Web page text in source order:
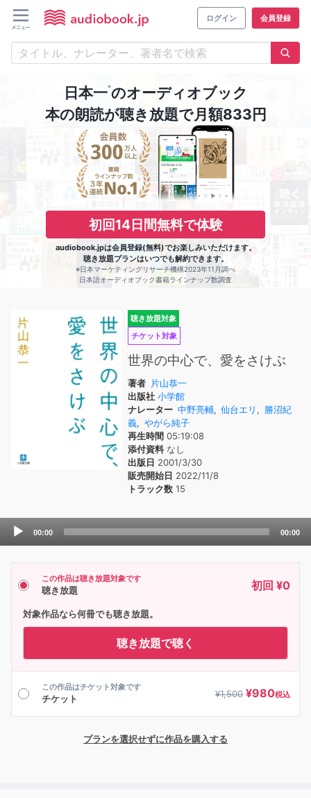
ログイン 会員登録
日本一※のオーディオブック
本の朗読が聴き放題で月額833円
初回14日間無料で体験
audiobook.jpは会員登録(無料)でお楽しみいただけます。
聴き放題プランはいつでも解約できます。
※日本マーケティングリサーチ機構2023年11月調べ
日本語オーディオブック書籍ラインナップ数調査
聴き放題対象
チケット対象
世界の中心で、愛をさけぶ
著者 片山恭一
出版社 小学館
ナレーター 中野亮輔, 仙台エリ , 勝沼紀
義, やがら純子
再生時間 05:19:08
添付資料なし
出版日 2001/3/30
販売開始日 2022/11/8
トラック数 15
Audio
00:00 00:00
この作品は聴き放題対象です
聴き放題 初回 ¥0
対象作品なら何冊でも聴き放題。
聴き放題で聴く
この作品はチケット対象です
チケット ¥1,500 ¥980税込
プランを選択せずに作品を購入する